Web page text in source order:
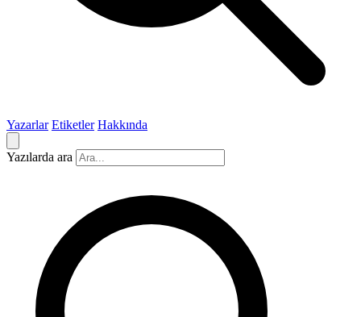
Yazarlar Etiketler Hakkında
Yazılarda ara